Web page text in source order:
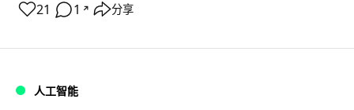
21 1 ↗ 分享
人工智能